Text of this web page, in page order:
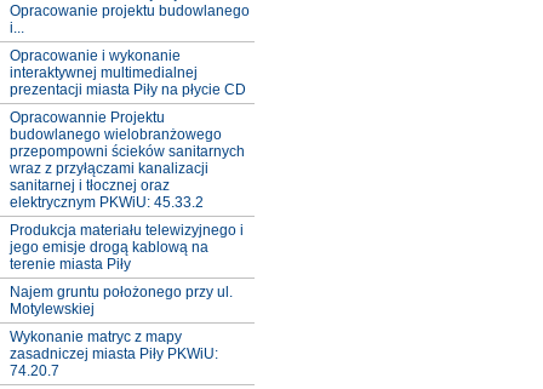
Opracowanie projektu budowlanego
i...
Opracowanie i wykonanie
interaktywnej multimedialnej
prezentacji miasta Piły na płycie CD
Opracowannie Projektu
budowlanego wielobranżowego
przepompowni ścieków sanitarnych
wraz z przyłączami kanalizacji
sanitarnej i tłocznej oraz
elektrycznym PKWiU: 45.33.2
Produkcja materiału telewizyjnego i
jego emisje drogą kablową na
terenie miasta Piły
Najem gruntu położonego przy ul.
Motylewskiej
Wykonanie matryc z mapy
zasadniczej miasta Piły PKWiU:
74.20.7